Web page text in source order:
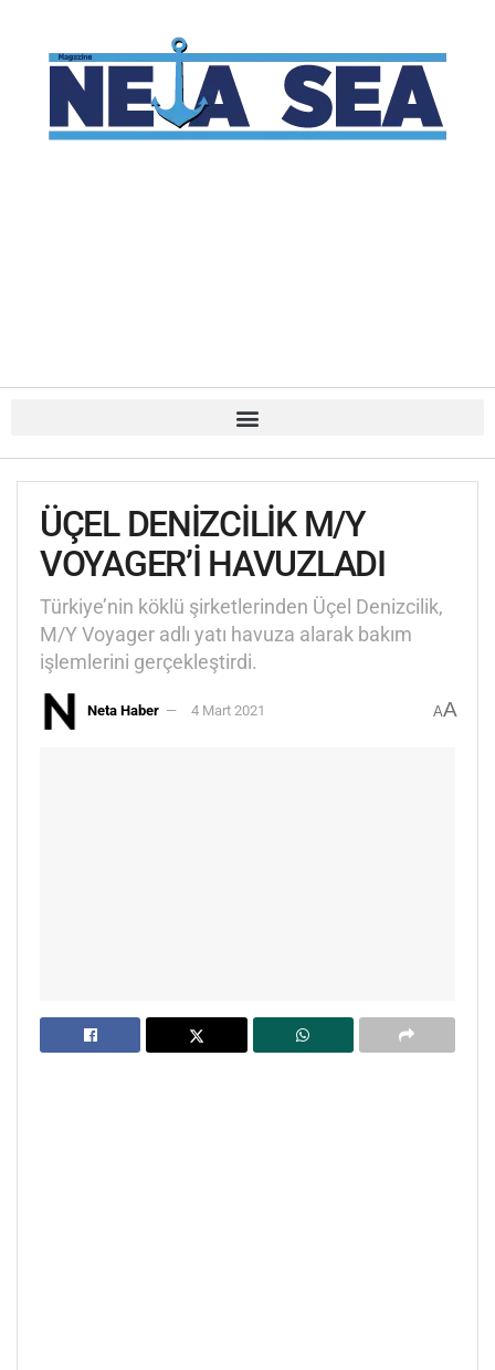
ÜÇEL DENİZCİLİK M/Y
VOYAGER’İ HAVUZLADI
Türkiye’nin köklü şirketlerinden Üçel Denizcilik,
M/Y Voyager adlı yatı havuza alarak bakım
işlemlerini gerçekleştirdi.
Neta Haber 4 Mart 2021 AA